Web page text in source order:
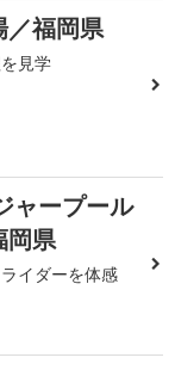
／福岡県
見学
ャープール
岡県
イダーを体感